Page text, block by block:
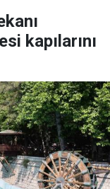
kapılarını